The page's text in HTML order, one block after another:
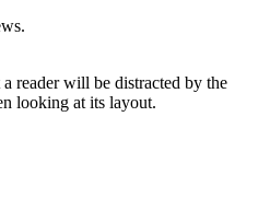
reader will be distracted by the
looking at its layout.